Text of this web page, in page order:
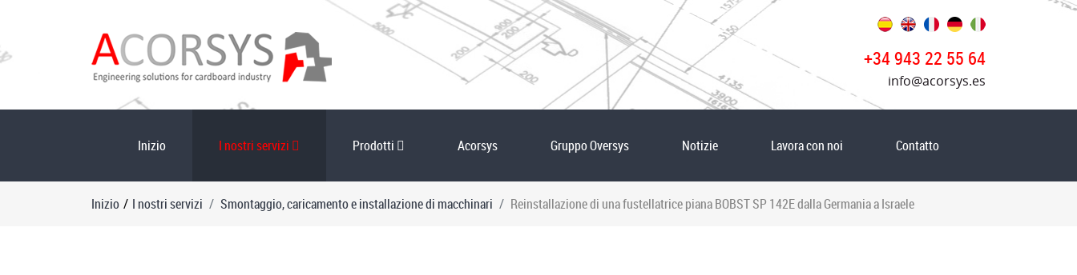
+34 943 22 55 64
info@acorsys.es
Inizio I nostri servizi Prodotti Acorsys Gruppo Oversys Notizie Lavora con noi Contatto
Inizio / I nostri servizi Smontaggio, caricamento e installazione di macchinari Reinstallazione di una fustellatrice piana BOBST SP 142E dalla Germania a Israele